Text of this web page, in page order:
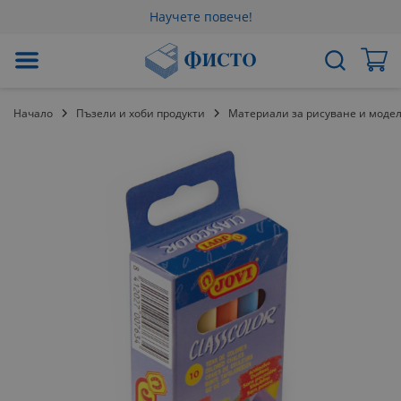
Научете повече!
към
Търсене
Начало Пъзели и хоби продукти Материали за рисуване и